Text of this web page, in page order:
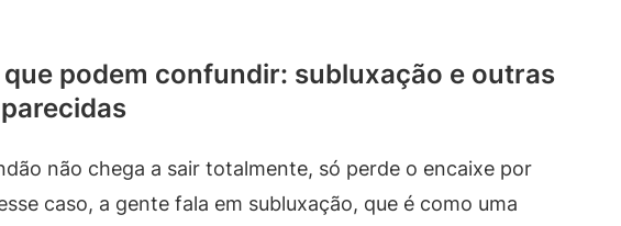
podem confundir: subluxação e outras
não chega a sair totalmente, só perde o encaixe por
caso, a gente fala em subluxação, que é como uma